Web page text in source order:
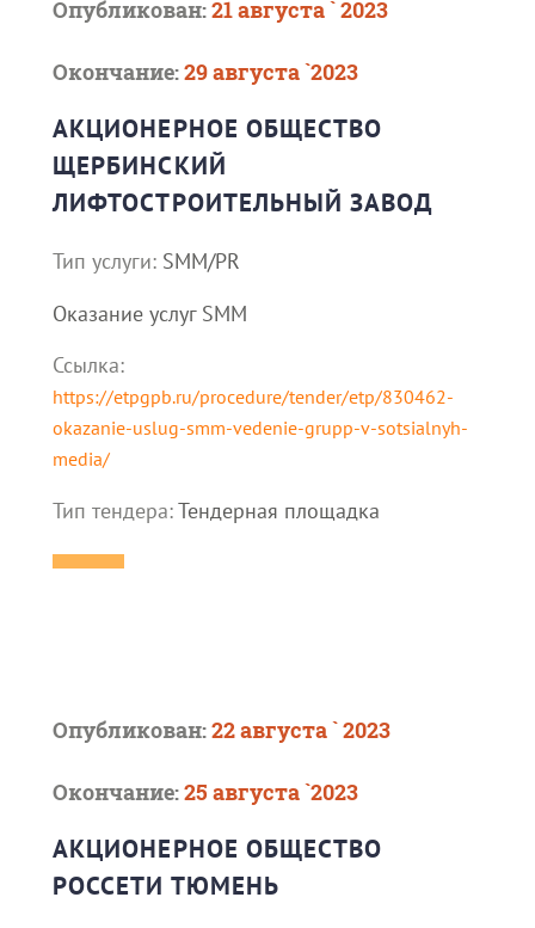
Опубликован:21 августа ` 2023
Окончание:29 августа `2023
АКЦИОНЕРНОЕ ОБЩЕСТВО
ЩЕРБИНСКИЙ
ЛИФТОСТРОИТЕЛЬНЫЙ ЗАВОД
Тип услуги: SMM/PR
Оказание услуг SMM
Ссылка:
https://etpgpb.ru/procedure/tender/etp/830462-
okazanie-uslug-smm-vedenie-grupp-v-sotsialnyh-
media/
Тип тендера:Тендерная площадка
Опубликован:22 августа ` 2023
Окончание:25 августа `2023
АКЦИОНЕРНОЕ ОБЩЕСТВО
РОССЕТИ ТЮМЕНЬ